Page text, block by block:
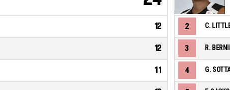
12
12
11
2 C.
3 R.
4 G.